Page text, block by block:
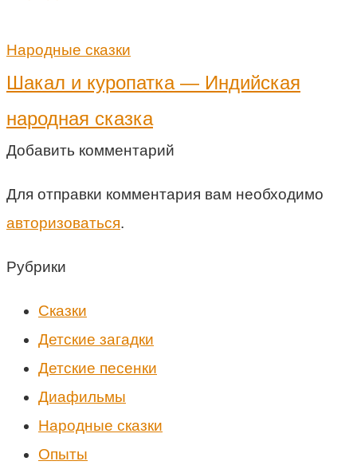
Народные сказки
Шакал и куропатка — Индийская
народная сказка
Добавить комментарий
Для отправки комментария вам необходимо
авторизоваться.
Рубрики
Cказки
Детские загадки
Детские песенки
Диафильмы
Народные сказки
Опыты